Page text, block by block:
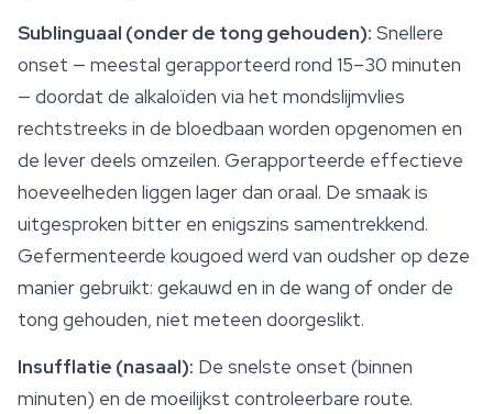
Sublinguaal (onder de tong gehouden): Snellere
onset — meestal gerapporteerd rond 15–30 minuten
— doordat de alkaloïden via het mondslijmvlies
rechtstreeks in de bloedbaan worden opgenomen en
de lever deels omzeilen. Gerapporteerde effectieve
hoeveelheden liggen lager dan oraal. De smaak is
uitgesproken bitter en enigszins samentrekkend.
Gefermenteerde kougoed werd van oudsher op deze
manier gebruikt: gekauwd en in de wang of onder de
tong gehouden, niet meteen doorgeslikt.
Insufflatie (nasaal): De snelste onset (binnen
minuten) en de moeilijkst controleerbare route.